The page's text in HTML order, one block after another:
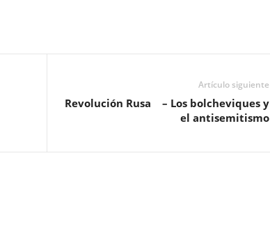
Artículo siguiente
Revolución Rusa – Los bolcheviques y
el antisemitismo